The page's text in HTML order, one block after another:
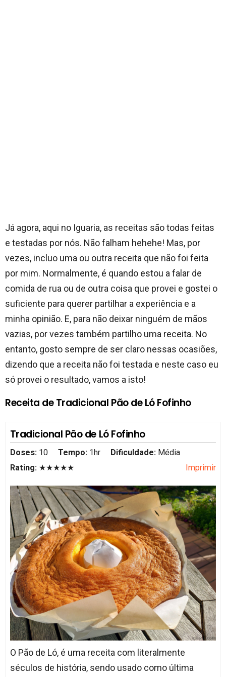
Já agora, aqui no Iguaria, as receitas são todas feitas
e testadas por nós. Não falham hehehe! Mas, por
vezes, incluo uma ou outra receita que não foi feita
por mim. Normalmente, é quando estou a falar de
comida de rua ou de outra coisa que provei e gostei o
suficiente para querer partilhar a experiência e a
minha opinião. E, para não deixar ninguém de mãos
vazias, por vezes também partilho uma receita. No
entanto, gosto sempre de ser claro nessas ocasiões,
dizendo que a receita não foi testada e neste caso eu
só provei o resultado, vamos a isto!
Receita de Tradicional Pão de Ló Fofinho
Tradicional Pão de Ló Fofinho
Doses: 10 Tempo: 1hr Dificuldade: Média
Rating: ★★★★★ Imprimir
O Pão de Ló, é uma receita com literalmente
séculos de história, sendo usado como última